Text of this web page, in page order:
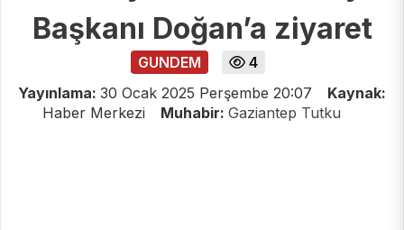
Başkanı Doğan’a ziyaret
GUNDEM
4
Yayınlama: 30 Ocak 2025 Perşembe 20:07
Kaynak:
Haber Merkezi
Muhabir: Gaziantep Tutku